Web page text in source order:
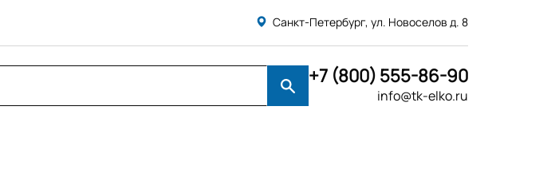
Санкт-Петербург, ул. Новоселов д. 8
+7 (800) 555-86-90
info@tk-elko.ru